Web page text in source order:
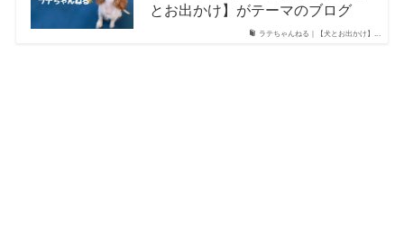
ラテちゃんねる｜【犬とお出かけ】...
とお出かけ】がテーマのブログ